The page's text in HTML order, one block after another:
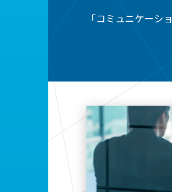
「コミュニケーシ